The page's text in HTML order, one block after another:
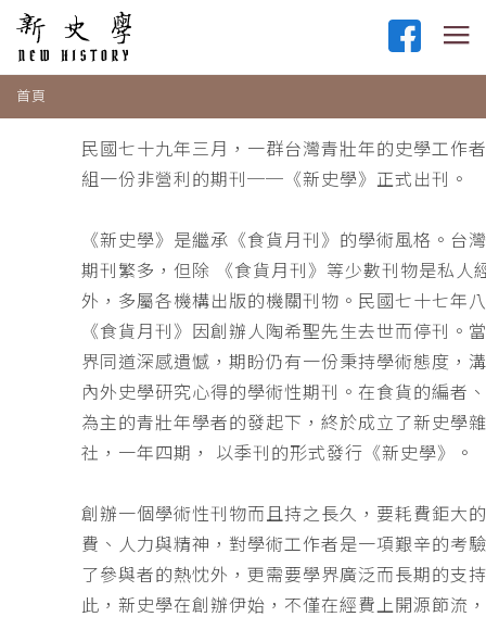
首頁
民國七十九年三月，一群台灣青壯年的史學工作
組一份非營利的期刊──《新史學》正式出刊。
《新史學》是繼承《食貨月刊》的學術風格。台
期刊繁多，但除 《食貨月刊》等少數刊物是私人
外，多屬各機構出版的機關刊物。民國七十七年
《食貨月刊》因創辦人陶希聖先生去世而停刊。
界同道深感遺憾，期盼仍有一份秉持學術態度，
內外史學研究心得的學術性期刊。在食貨的編者
為主的青壯年學者的發起下，終於成立了新史學
社，一年四期， 以季刊的形式發行《新史學》。
創辦一個學術性刊物而且持之長久，要耗費鉅大
費、人力與精神，對學術工作者是一項艱辛的考
了參與者的熱忱外，更需要學界廣泛而長期的支
此，新史學在創辦伊始，不僅在經費上開源節流